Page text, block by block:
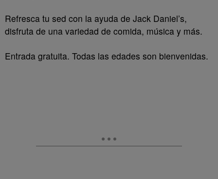
Refresca tu sed con la ayuda de Jack Daniel’s,
disfruta de una variedad de comida, música y más.
Entrada gratuita. Todas las edades son bienvenidas.